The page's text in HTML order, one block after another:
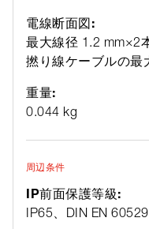
電線断面図:
最大線径 1.2 mm×2
撚り線ケーブルの最
重量:
0.044 kg
周辺条件
IP前面保護等級:
IP65、DIN EN